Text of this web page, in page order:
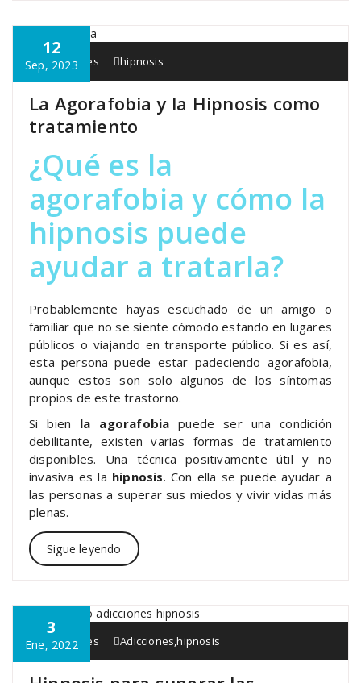
12
Sep, 2023
Interapia.es hipnosis
La Agorafobia y la Hipnosis como
tratamiento
¿Qué es la
agorafobia y cómo la
hipnosis puede
ayudar a tratarla?
Probablemente hayas escuchado de un amigo o
familiar que no se siente cómodo estando en lugares
públicos o viajando en transporte público. Si es así,
esta persona puede estar padeciendo agorafobia,
aunque estos son solo algunos de los síntomas
propios de este trastorno.
Si bien la agorafobia puede ser una condición
debilitante, existen varias formas de tratamiento
disponibles. Una técnica positivamente útil y no
invasiva es la hipnosis. Con ella se puede ayudar a
las personas a superar sus miedos y vivir vidas más
plenas.
Sigue leyendo
3
Ene, 2022
Interapia.es Adicciones,hipnosis